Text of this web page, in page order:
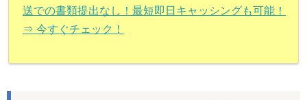
送での書類提出なし！最短即日キャッシングも可能！
⇒ 今すぐチェック！